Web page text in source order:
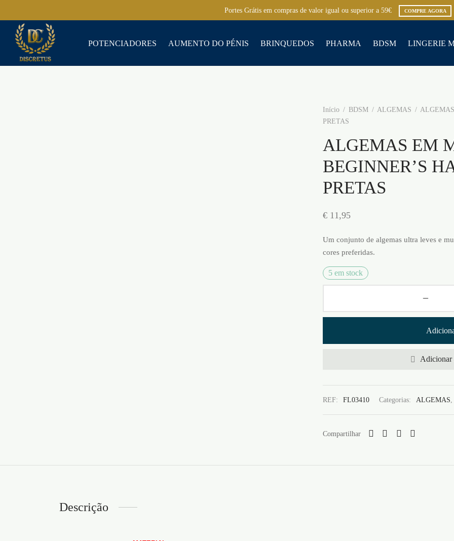
Portes Grátis em compras de valor igual ou superior a 59€ COMPRE AGORA
POTENCIADORES AUMENTO DO PÉNIS BRINQUEDOS PHARMA BDSM LINGERIE
Início / BDSM / ALGEMAS /
PRETAS
ALGEMAS EM
BEGINNER’S
PRETAS
€ 11,95
Um conjunto de algemas ultra leves e
cores preferidas.
5 em stock
Adicionar
REF: FL03410 Categorias: ALGEMAS
Compartilhar
Descrição